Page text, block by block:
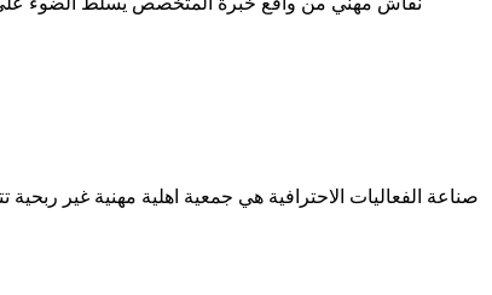
صناعة الفعاليات الاحترافية هي جمعية اهلية مهنية غير